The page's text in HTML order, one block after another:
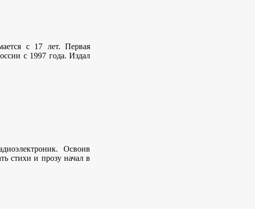
с 17 лет. Первая
с 1997 года. Издал
Освоив
стихи и прозу начал в